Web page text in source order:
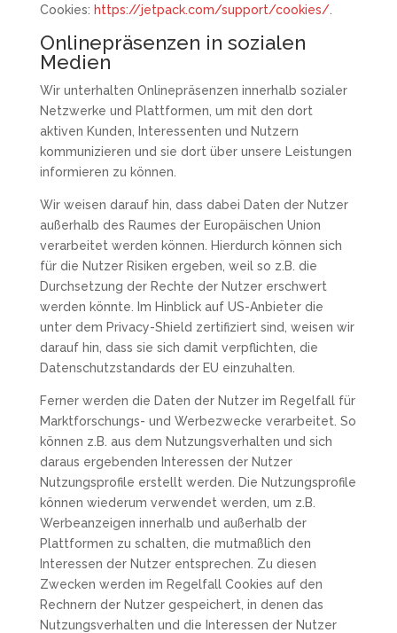
Cookies: https://jetpack.com/support/cookies/.
Onlinepräsenzen in sozialen
Medien
Wir unterhalten Onlinepräsenzen innerhalb sozialer
Netzwerke und Plattformen, um mit den dort
aktiven Kunden, Interessenten und Nutzern
kommunizieren und sie dort über unsere Leistungen
informieren zu können.
Wir weisen darauf hin, dass dabei Daten der Nutzer
außerhalb des Raumes der Europäischen Union
verarbeitet werden können. Hierdurch können sich
für die Nutzer Risiken ergeben, weil so z.B. die
Durchsetzung der Rechte der Nutzer erschwert
werden könnte. Im Hinblick auf US-Anbieter die
unter dem Privacy-Shield zertifiziert sind, weisen wir
darauf hin, dass sie sich damit verpflichten, die
Datenschutzstandards der EU einzuhalten.
Ferner werden die Daten der Nutzer im Regelfall für
Marktforschungs- und Werbezwecke verarbeitet. So
können z.B. aus dem Nutzungsverhalten und sich
daraus ergebenden Interessen der Nutzer
Nutzungsprofile erstellt werden. Die Nutzungsprofile
können wiederum verwendet werden, um z.B.
Werbeanzeigen innerhalb und außerhalb der
Plattformen zu schalten, die mutmaßlich den
Interessen der Nutzer entsprechen. Zu diesen
Zwecken werden im Regelfall Cookies auf den
Rechnern der Nutzer gespeichert, in denen das
Nutzungsverhalten und die Interessen der Nutzer